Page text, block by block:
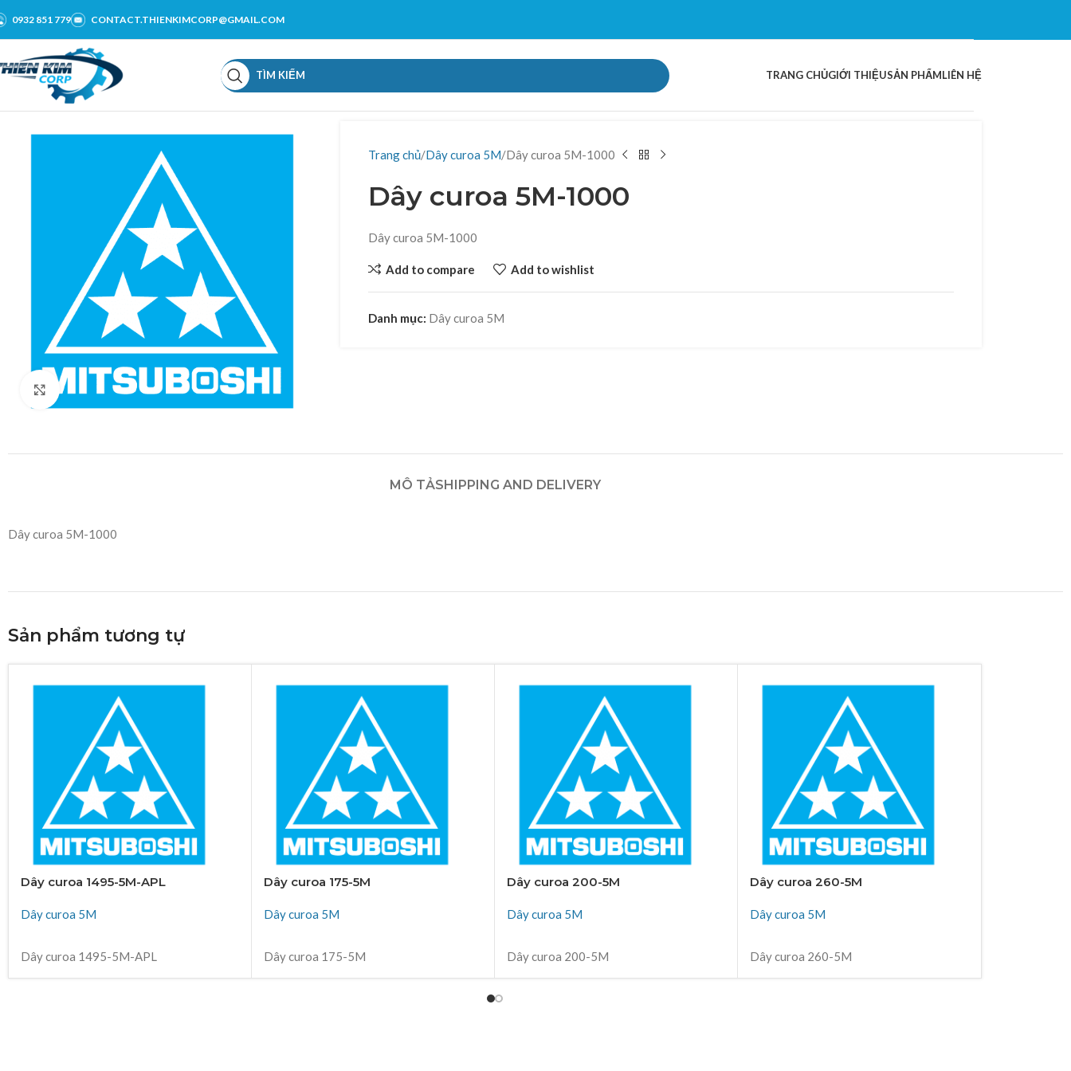
0932 851 779 CONTACT.THIENKIMCORP@GMAIL.COM
TÌM KIẾM TRANG CHỦGIỚI THIỆUSẢN PHẨMLIÊN HỆ
Click to enlarge
Trang chủ Dây curoa 5M Dây curoa 5M-1000
Dây curoa 5M-1000
Dây curoa 5M-1000
Add to compare Add to wishlist
Danh mục: Dây curoa 5M
MÔ TẢSHIPPING AND DELIVERY
Dây curoa 5M-1000
Sản phẩm tương tự
Dây curoa 1495-5M-APL
Dây curoa 5M
Dây curoa 1495-5M-APL
Dây curoa 175-5M
Dây curoa 5M
Dây curoa 175-5M
Dây curoa 200-5M
Dây curoa 5M
Dây curoa 200-5M
Dây curoa 260-5M
Dây curoa 5M
Dây curoa 260-5M